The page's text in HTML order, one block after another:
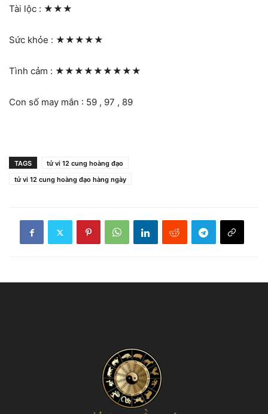
Tài lộc : ★★★
Sức khỏe : ★★★★★
Tình cảm : ★★★★★★★★★
Con số may mắn : 59 , 97 , 89
TAGS
tử vi 12 cung hoàng đạo
tử vi 12 cung hoàng đạo hàng ngày